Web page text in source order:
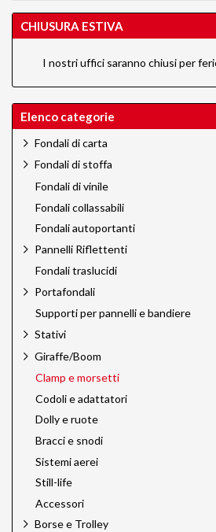
CHIUSURA ESTIVA
I nostri uffici saranno chiusi per
Elenco categorie
Fondali di carta
Fondali di stoffa
Fondali di vinile
Fondali collassabili
Fondali autoportanti
Pannelli Riflettenti
Fondali traslucidi
Portafondali
Supporti per pannelli e bandiere
Stativi
Giraffe/Boom
Clamp e morsetti
Codoli e adattatori
Dolly e ruote
Bracci e snodi
Sistemi aerei
Still-life
Accessori
Borse e Trolley